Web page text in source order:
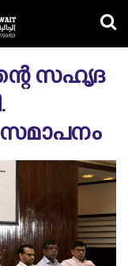
സഹൃദ
സമാപനം